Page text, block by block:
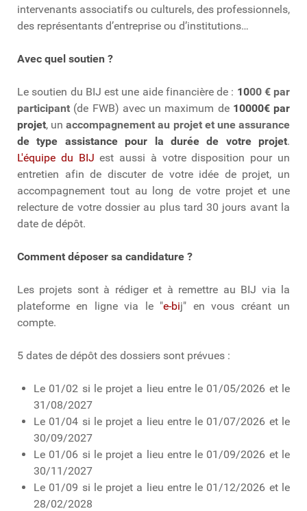
intervenants associatifs ou culturels, des professionnels,
des représentants d’entreprise ou d’institutions…
Avec quel soutien ?
Le soutien du BIJ est une aide financière de : 1000 € par
participant (de FWB) avec un maximum de 10000€ par
projet, unaccompagnement au projet et une assurance
de type assistance pour la durée de votre projet.
L'équipe du BIJ est aussi à votre disposition pour un
entretien afin de discuter de votre idée de projet, un
accompagnement tout au long de votre projet et une
relecture de votre dossier au plus tard 30 jours avant la
date de dépôt.
Comment déposer sa candidature ?
Les projets sont à rédiger et à remettre au BIJ via la
plateforme en ligne via le "e-bij" en vous créant un
compte.
5 dates de dépôt des dossiers sont prévues :
Le 01/02 si le projet a lieu entre le 01/05/2026 et le
31/08/2027
Le 01/04 si le projet a lieu entre le 01/07/2026 et le
30/09/2027
Le 01/06 si le projet a lieu entre le 01/09/2026 et le
30/11/2027
Le 01/09 si le projet a lieu entre le 01/12/2026 et le
28/02/2028